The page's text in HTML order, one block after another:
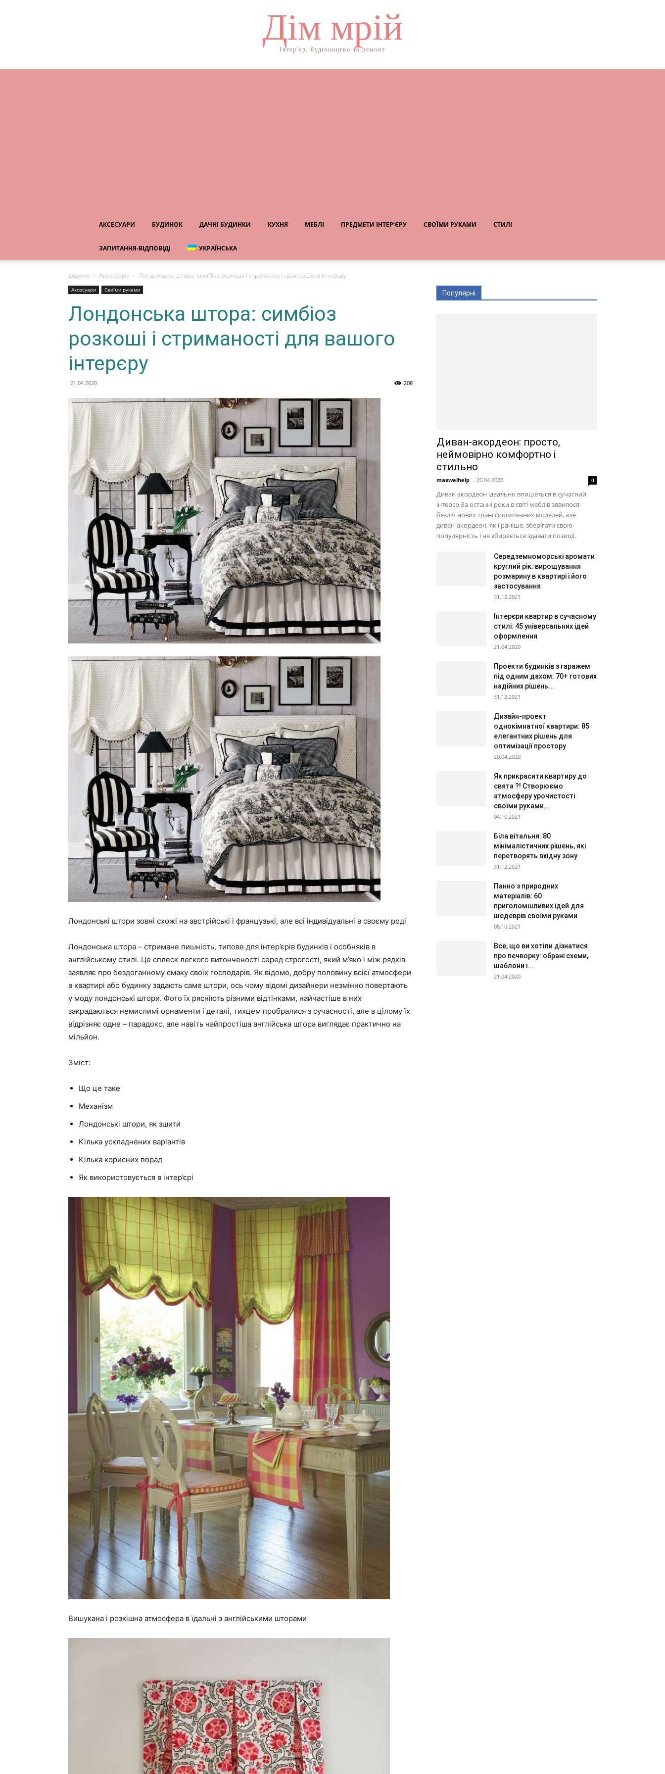
Дім мрій
Інтер'єр, будівництво та ремонт
АКСЕСУАРИ БУДИНОК ДАЧНІ БУДИНКИ КУХНЯ МЕБЛІ ПРЕДМЕТИ ІНТЕР’ЄРУ СВОЇМИ РУКАМИ СТИЛІ
ЗАПИТАННЯ-ВІДПОВІДІ УКРАЇНСЬКА
додому Аксесуари Лондонська штора: симбіоз розкоші і стриманості для вашого інтерєру
Аксесуари Своїми руками
Лондонська штора: симбіоз
розкоші і стриманості для вашого
інтерєру
21.04.2020 208
Лондонські штори зовні схожі на австрійські і французькі, але всі індивідуальні в своєму роді
Лондонська штора – стримане пишність, типове для інтер’єрів будинків і особняків в
англійському стилі. Це сплеск легкого витонченості серед строгості, який м’яко і між рядків
заявляє про бездоганному смаку своїх господарів. Як відомо, добру половину всієї атмосфери
в квартирі або будинку задають саме штори, ось чому відомі дизайнери незмінно повертають
у моду лондонські штори. Фото їх рясніють різними відтінками, найчастіше в них
закрадаються немислимі орнаменти і деталі, тихцем пробралися з сучасності, але в цілому їх
відрізняє одне – парадокс, але навіть найпростіша англійська штора виглядає практично на
мільйон.
Зміст:
Що це таке
Механізм
Лондонські штори, як зшити
Кілька ускладнених варіантів
Кілька корисних порад
Як використовується в інтер’єрі
Вишукана і розкішна атмосфера в їдальні з англійськими шторами
Популярні
Диван-акордеон: просто,
неймовірно комфортно і
стильно
maxwelhelp - 20.04.2020 0
Диван акордеон ідеально впишеться в сучасний
інтерєр За останні роки в світі меблів зявилося
безліч нових трансформованих моделей, але
диван-акордеон, як і раніше, зберігати свою
популярність і не збирається здавати позиції.
Середземноморські аромати
круглий рік: вирощування
розмарину в квартирі і його
застосування
31.12.2021
Інтерєри квартир в сучасному
стилі: 45 універсальних ідей
оформлення
21.04.2020
Проекти будинків з гаражем
під одним дахом: 70+ готових
надійних рішень...
31.12.2021
Дизайн-проект
однокімнатної квартири: 85
елегантних рішень для
оптимізації простору
20.04.2020
Як прикрасити квартиру до
свята ?! Створюємо
атмосферу урочистості
своїми руками...
04.10.2021
Біла вітальня: 80
мінімалістичних рішень, які
перетворять вхідну зону
31.12.2021
Панно з природних
матеріалів: 60
приголомшливих ідей для
шедеврів своїми руками
08.10.2021
Все, що ви хотіли дізнатися
про печворку: обрані схеми,
шаблони і...
21.04.2020